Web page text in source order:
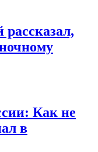
Как не
в